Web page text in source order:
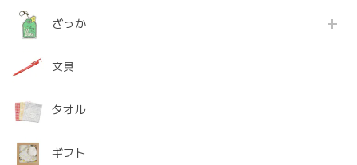
ざっか
文具
タオル
ギフト